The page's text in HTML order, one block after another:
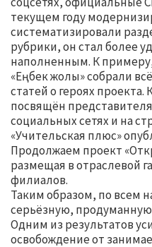
текущем году
систематизировали
рубрики, он стал более
наполненным. К
«Еңбек жолы» собрали
статей о героях проекта.
посвящён
социальных сетях и на
«Учительская плюс»
Продолжаем проект
размещая в отраслевой
филиалов.
Таким образом, по всем
серьёзную, продуманную
Одним из результатов
освобождение от